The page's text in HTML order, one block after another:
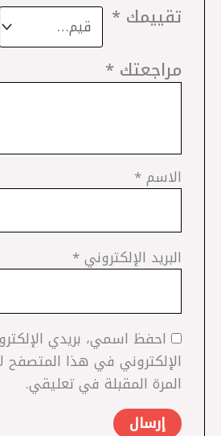
تقييمك*
مراجعتك*
الاسم*
البريد الإلكتروني*
احفظ اسمي، بريدي
الإلكتروني في هذا المتصفح
المرة المقبلة في تعليقي.